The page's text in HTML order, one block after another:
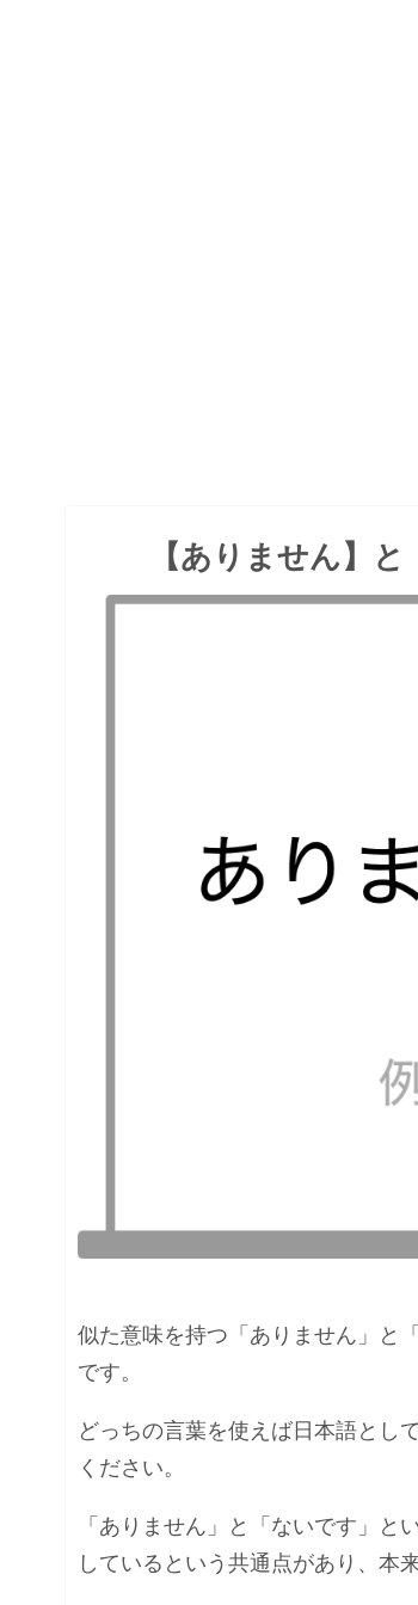
【ありません】
似た意味を持つ「ありません」と
です。
どっちの言葉を使えば日本語とし
ください。
「ありません」と「ないです」
しているという共通点があり、本